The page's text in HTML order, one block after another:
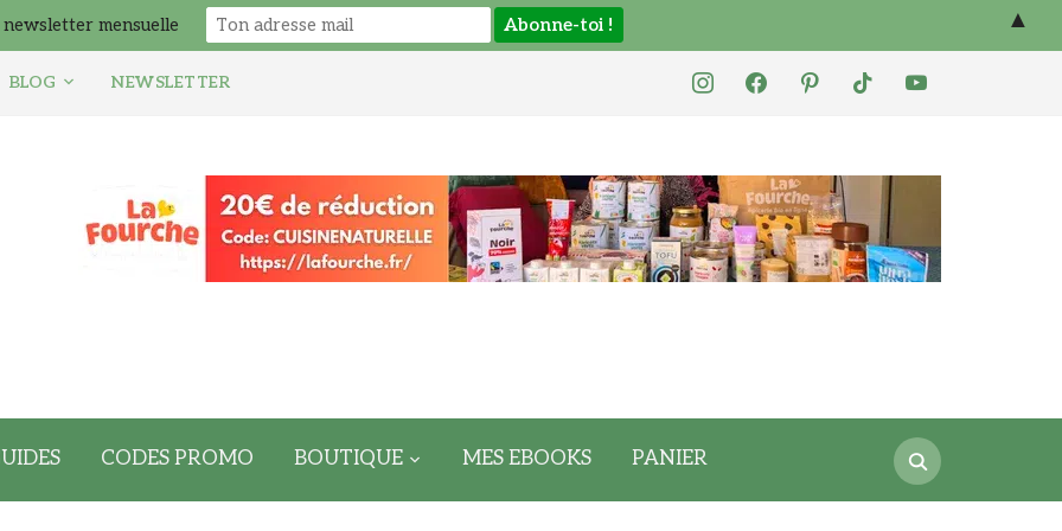
instagramfacebookpinteresttiktok youtube
BLOG NEWSLETTER
Search
for:
CODES PROMO BOUTIQUE MES EBOOKS PANIER
newsletter mensuelle ▲